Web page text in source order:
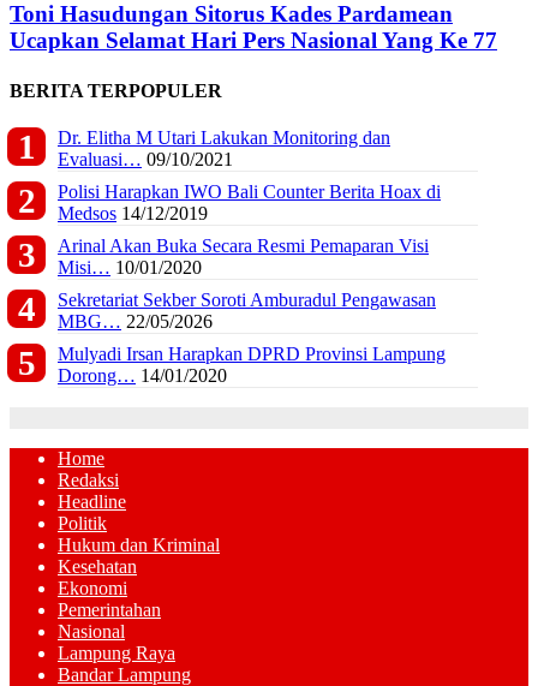
Toni Hasudungan Sitorus Kades Pardamean
Ucapkan Selamat Hari Pers Nasional Yang Ke 77
BERITA TERPOPULER
Dr. Elitha M Utari Lakukan Monitoring dan
Evaluasi… 09/10/2021
Polisi Harapkan IWO Bali Counter Berita Hoax di
Medsos 14/12/2019
Arinal Akan Buka Secara Resmi Pemaparan Visi
Misi… 10/01/2020
Sekretariat Sekber Soroti Amburadul Pengawasan
MBG… 22/05/2026
Mulyadi Irsan Harapkan DPRD Provinsi Lampung
Dorong… 14/01/2020
Home
Redaksi
Headline
Politik
Hukum dan Kriminal
Kesehatan
Ekonomi
Pemerintahan
Nasional
Lampung Raya
Bandar Lampung